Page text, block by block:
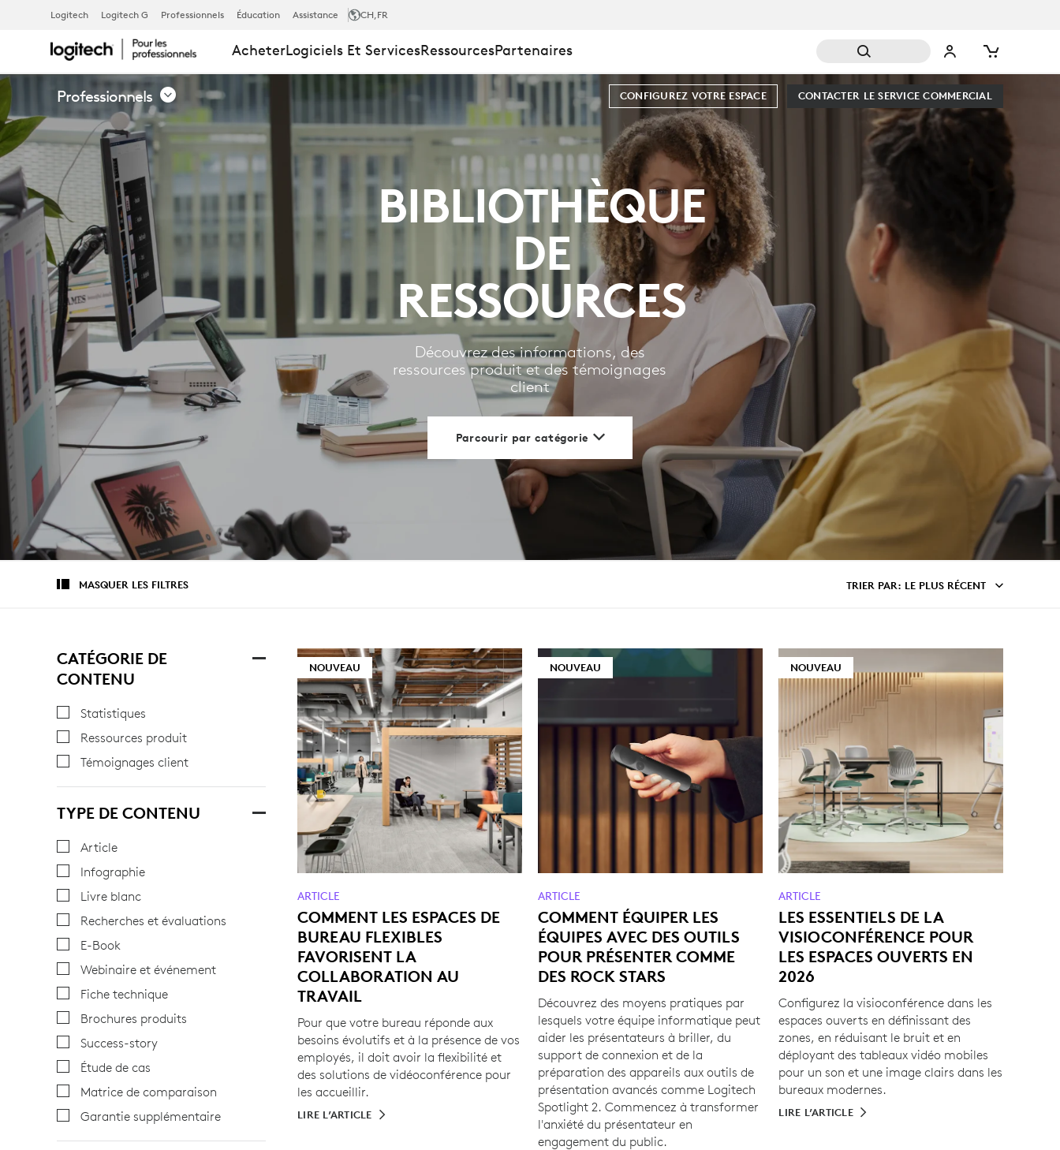
BIBLIOTHÈQUE
DE
RESSOURCES
|
LOGITECH
POUR
LES
PROFESSIONNELS
Logitech Logitech G Professionnels Éducation Assistance CH,FR
AcheterLogiciels Et ServicesRessourcesPartenaires
Professionnels CONTACTER LE SERVICE COMMERCIAL
CONFIGUREZ VOTRE ESPACE
BIBLIOTHÈQUE
DE
RESSOURCES
Découvrez des informations, des
ressources produit et des témoignages
client
Parcourir par catégorie
MASQUER LES FILTRES TRIER PAR : LE PLUS RÉCENT
CATÉGORIE DE
CONTENU
Statistiques
Ressources produit
Témoignages client
TYPE DE CONTENU
Article
Infographie
Livre blanc
Recherches et évaluations
E-Book
Webinaire et événement
Fiche technique
Brochures produits
Success-story
Étude de cas
Matrice de comparaison
Garantie supplémentaire
NOUVEAU
ARTICLE
COMMENT LES ESPACES DE
BUREAU FLEXIBLES
FAVORISENT LA
COLLABORATION AU
TRAVAIL
Pour que votre bureau réponde aux
besoins évolutifs et à la présence de vos
employés, il doit avoir la flexibilité et
des solutions de vidéoconférence pour
les accueillir.
LIRE L’ARTICLE
NOUVEAU
ARTICLE
COMMENT ÉQUIPER LES
ÉQUIPES AVEC DES OUTILS
POUR PRÉSENTER COMME
DES ROCK STARS
Découvrez des moyens pratiques par
lesquels votre équipe informatique peut
aider les présentateurs à briller, du
support de connexion et de la
préparation des appareils aux outils de
présentation avancés comme Logitech
Spotlight 2. Commencez à transformer
l'anxiété du présentateur en
engagement du public.
NOUVEAU
ARTICLE
LES ESSENTIELS DE LA
VISIOCONFÉRENCE POUR
LES ESPACES OUVERTS EN
2026
Configurez la visioconférence dans les
espaces ouverts en définissant des
zones, en réduisant le bruit et en
déployant des tableaux vidéo mobiles
pour un son et une image clairs dans les
bureaux modernes.
LIRE L’ARTICLE